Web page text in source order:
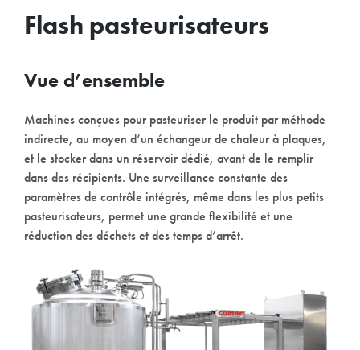
Flash pasteurisateurs
Vue d’ensemble
Machines conçues pour pasteuriser le produit par méthode
indirecte, au moyen d’un échangeur de chaleur à plaques,
et le stocker dans un réservoir dédié, avant de le remplir
dans des récipients. Une surveillance constante des
paramètres de contrôle intégrés, même dans les plus petits
pasteurisateurs, permet une grande flexibilité et une
réduction des déchets et des temps d’arrêt.